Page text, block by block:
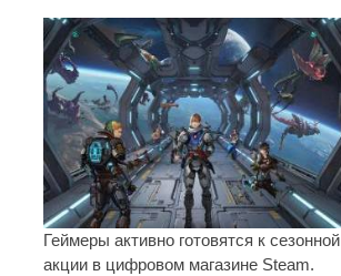
Геймеры активно готовятся к сезонной
акции в цифровом магазине Steam.